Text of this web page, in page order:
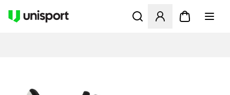
Åbner en Modal til at